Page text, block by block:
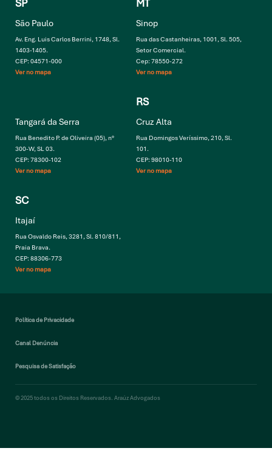
SP
São Paulo
Av. Eng. Luis Carlos Berrini, 1748, Sl.
1403-1405.
CEP: 04571-000
Ver no mapa
MT
Sinop
Rua das Castanheiras, 1001, Sl. 505,
Setor Comercial.
Cep: 78550-272
Ver no mapa
Tangará da Serra
Rua Benedito P. de Oliveira (05), n°
300-W, SL 03.
CEP: 78300-102
Ver no mapa
RS
Cruz Alta
Rua Domingos Veríssimo, 210, Sl.
101.
CEP: 98010-110
Ver no mapa
SC
Itajaí
Rua Osvaldo Reis, 3281, Sl. 810/811,
Praia Brava.
CEP: 88306-773
Ver no mapa
Política de Privacidade
Canal Denúncia
Pesquisa de Satisfação
© 2025 todos os Direitos Reservados. Araúz Advogados